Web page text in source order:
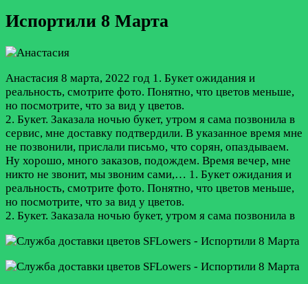
Испортили 8 Марта
Анастасия 8 марта, 2022 год 1. Букет ожидания и
реальность, смотрите фото. Понятно, что цветов меньше,
но посмотрите, что за вид у цветов.
2. Букет. Заказала ночью букет, утром я сама позвонила в
сервис, мне доставку подтвердили. В указанное время мне
не позвонили, прислали письмо, что сорян, опаздываем.
Ну хорошо, много заказов, подождем. Время вечер, мне
никто не звонит, мы звоним сами,… 1. Букет ожидания и
реальность, смотрите фото. Понятно, что цветов меньше,
но посмотрите, что за вид у цветов.
2. Букет. Заказала ночью букет, утром я сама позвонила в